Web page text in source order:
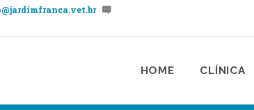
HOME CLÍNICA
JARDIM FRANÇA |
Veterinária & Pet Shop Jardim França | Localizado na Zona
HOME